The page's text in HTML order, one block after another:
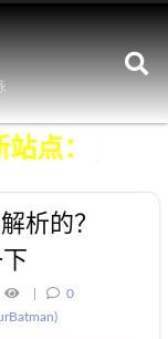
前往新站
析的？
0